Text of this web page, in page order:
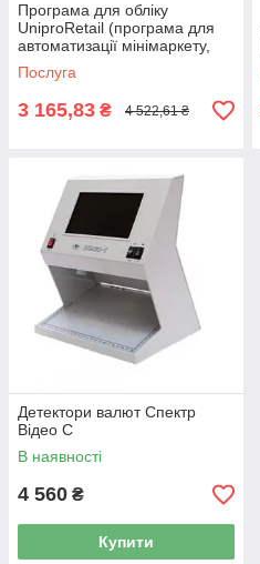
Програма для обліку
UniproRetail (програма для
автоматизації мінімаркету,
складу, фаст-фуди, кафе,
ресторану
Послуга
3 165,83 ₴ 4 522,61 ₴
Детектори валют Спектр
Відео С
В наявності
4 560 ₴
Купити